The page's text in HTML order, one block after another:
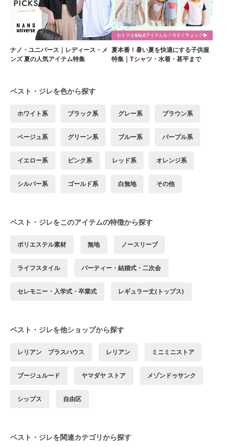
ナノ・ユニバース｜レディース・メ
ンズ 夏の人気アイテム特集
夏本番！暑い夏を快適にする子供服
特集｜Tシャツ・水着・甚平まで
ベスト・ジレを色から探す
ホワイト系 ブラック系 グレー系 ブラウン系
ベージュ系 グリーン系 ブルー系 パープル系
イエロー系 ピンク系 レッド系 オレンジ系
シルバー系 ゴールド系 白無地 その他
ベスト・ジレをこのアイテムの特徴から探す
ポリエステル素材 無地 ノースリーブ
ライフスタイル パーティー・結婚式・二次会
セレモニー・入学式・卒業式 レギュラー丈(トップス)
ベスト・ジレを他ショップから探す
レリアン プラスハウス レリアン ミニミニストア
ブージュルード ヤマダヤ ストア メゾンドゥサンク
シップス 自由区
ベスト・ジレを関連カテゴリから探す